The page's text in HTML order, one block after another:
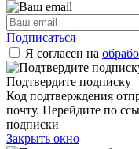
Подписаться
Я согласен на
Подтвердите подписку
Код подтверждения
почту. Перейдите по
подписки
Закрыть окно